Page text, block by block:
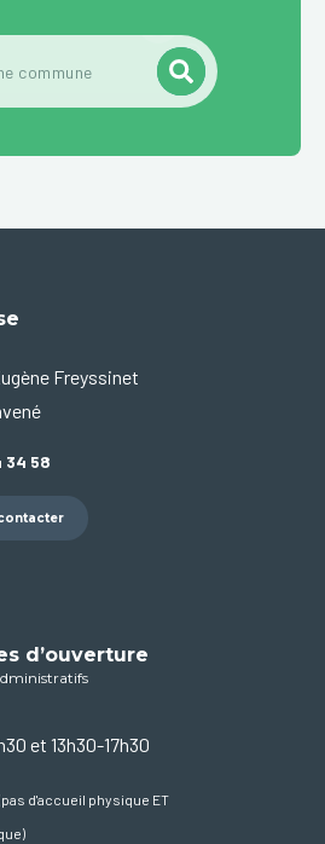
Freyssinet
34 58
d’ouverture
et 13h30-17h30
d'accueil physique ET